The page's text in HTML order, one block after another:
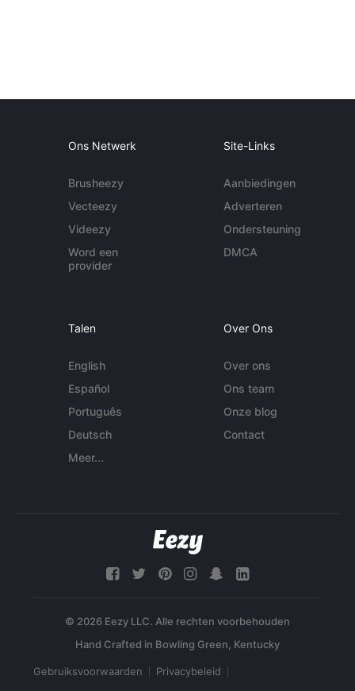
Ons Netwerk
Brusheezy
Vecteezy
Videezy
Word een
provider
Site-Links
Aanbiedingen
Adverteren
Ondersteuning
DMCA
Talen
English
Español
Português
Deutsch
Meer...
Over Ons
Over ons
Ons team
Onze blog
Contact
© 2026 Eezy LLC. Alle rechten voorbehouden
Gebruiksvoorwaarden Privacybeleid